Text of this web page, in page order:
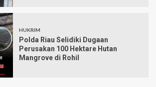
HUKRIM
Polda Riau Selidiki Dugaan
Perusakan 100 Hektare Hutan
Mangrove di Rohil